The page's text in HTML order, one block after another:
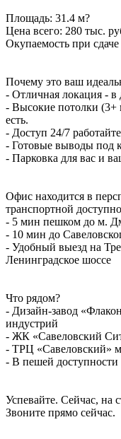
Площадь: 31.4 м?
Цена всего: 280 тыс.
Окупаемость при сдаче
Почему это ваш
- Отличная локация - в
- Высокие потолки (3+
есть.
- Доступ 24/7
- Готовые выводы под
- Парковка для вас и
Офис находится в
транспортной
- 5 мин пешком до м.
- 10 мин до
- Удобный выезд на
Ленинградское шоссе
Что рядом?
- Дизайн-завод
индустрий
- ЖК «Савеловский
- ТРЦ «Савеловский»
- В пешей доступности
Успевайте. Сейчас, на
Звоните прямо сейчас.